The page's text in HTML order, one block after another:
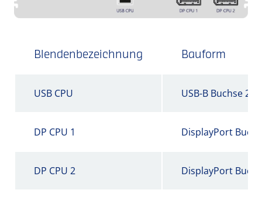
Blendenbezeichnung Bauform
USB CPU USB-B Buchse 2.0
DP CPU 1 DisplayPort
DP CPU 2 DisplayPort